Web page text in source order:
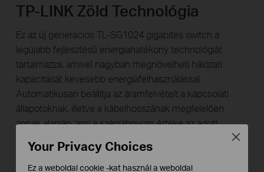
TP-LINK Zöld Technológia
Ez az új generációs TL-SG1024 gigabites switch a
legújabb fejlesztésű energiahatékony technológiát
tartalmazza, amivel nagyban megnövelheti hálózati
kapacitását kevesebb energiafelhasználással.
Automatikusan beállítja az áramfelvételt a kapcsolati
állapotoknak, illetve a kábelhosszának megfelelően
annak alapján, ami a szénlábnyom értéke az adott
megtiltja bizonyos veszélyes anyagok használatát.
Emellett 80%-a a csomagolóanyagoknak
Your Privacy Choices
Ez a weboldal cookie -kat használ a weboldal
Close